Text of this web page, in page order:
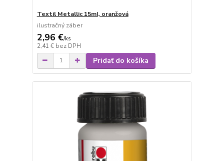
Textil Metallic 15ml, oranžová
ilustračný záber
2,96 €/ks
2,41 € bez DPH
Pridať do košíka